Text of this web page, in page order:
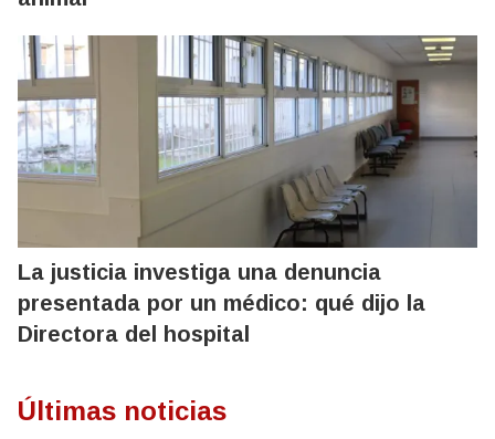
La justicia investiga una denuncia
presentada por un médico: qué dijo la
Directora del hospital
Últimas noticias